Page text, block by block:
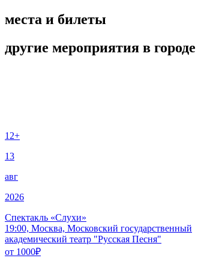
места и билеты
другие мероприятия в городе
12+
13
авг
2026
Спектакль «Слухи»
19:00, Москва, Московский государственный
академический театр "Русская Песня"
от 1000₽